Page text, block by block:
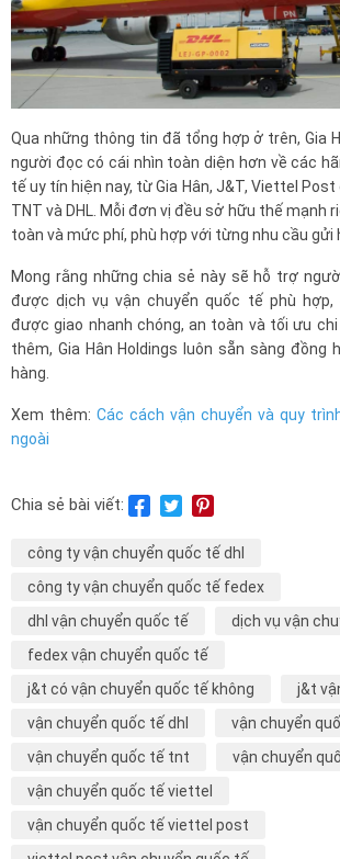
Qua những thông tin đã tổng hợp ở trên, Gia
người đọc có cái nhìn toàn diện hơn về các
tế uy tín hiện nay, từ Gia Hân, J&T, Viettel Post
TNT và DHL. Mỗi đơn vị đều sở hữu thế mạnh
toàn và mức phí, phù hợp với từng nhu cầu gửi
Mong rằng những chia sẻ này sẽ hỗ trợ
được dịch vụ vận chuyển quốc tế phù hợp,
được giao nhanh chóng, an toàn và tối ưu
thêm, Gia Hân Holdings luôn sẵn sàng đồng
hàng.
Xem thêm: Các cách vận chuyển và quy
ngoài
Chia sẻ bài viết:
công ty vận chuyển quốc tế dhl
công ty vận chuyển quốc tế fedex
dhl vận chuyển quốc tế
dịch vụ vận
fedex vận chuyển quốc tế
j&t có vận chuyển quốc tế không
j&t
vận chuyển quốc tế dhl
vận chuyển
vận chuyển quốc tế tnt
vận chuyển
vận chuyển quốc tế viettel
vận chuyển quốc tế viettel post